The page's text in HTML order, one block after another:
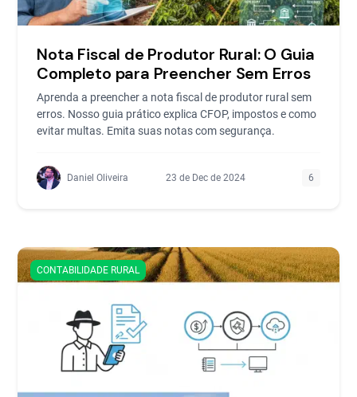
Nota Fiscal de Produtor Rural: O Guia
Completo para Preencher Sem Erros
Aprenda a preencher a nota fiscal de produtor rural sem
erros. Nosso guia prático explica CFOP, impostos e como
evitar multas. Emita suas notas com segurança.
Daniel Oliveira 23 de Dec de 2024 6
CONTABILIDADE RURAL